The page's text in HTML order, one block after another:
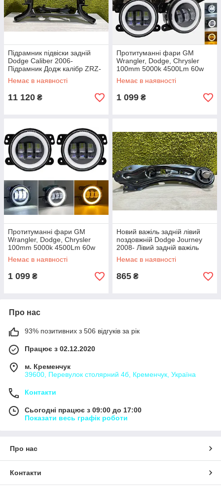
Підрамник підвіски задній
Dodge Caliber 2006-
Підрамник Додж калібр ZRZ-
CH-003
Немає в наявності
11 120 ₴
Протитуманні фари GM
Wrangler, Dodge, Chrysler
100mm 5000k 4500Lm 60w
12-24v Протитуманні фари
Додж
Немає в наявності
1 099 ₴
Протитуманні фари GM
Wrangler, Dodge, Chrysler
100mm 5000k 4500Lm 60w
12-24v Протитуманні фари
Додж
Немає в наявності
1 099 ₴
Новий важіль задній лівий
поздовжній Dodge Journey
2008- Лівий задній важіль
Додж Джорні SRLine 314037-
6
Немає в наявності
865 ₴
Про нас
93% позитивних з 506 відгуків за рік
Працює з 02.12.2020
м. Кременчук
39600, Перевулок столярний 4б, Кременчук, Україна
Контакти
Сьогодні працює з 09:00 до 17:00
Показати весь графік роботи
Про нас
Контакти